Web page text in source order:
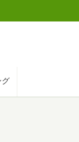
グ